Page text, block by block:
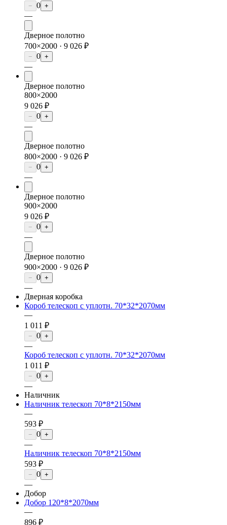
− 0 +
—
Дверное полотно
700×2000 · 9 026 ₽
− 0 +
—
Дверное полотно
800×2000
9 026 ₽
− 0 +
—
Дверное полотно
800×2000 · 9 026 ₽
− 0 +
—
Дверное полотно
900×2000
9 026 ₽
− 0 +
—
Дверное полотно
900×2000 · 9 026 ₽
− 0 +
—
Дверная коробка
Короб телескоп с уплотн. 70*32*2070мм
—
1 011 ₽
− 0 +
—
Короб телескоп с уплотн. 70*32*2070мм
1 011 ₽
− 0 +
—
Наличник
Наличник телескоп 70*8*2150мм
—
593 ₽
− 0 +
—
Наличник телескоп 70*8*2150мм
593 ₽
− 0 +
—
Добор
Добор 120*8*2070мм
—
896 ₽